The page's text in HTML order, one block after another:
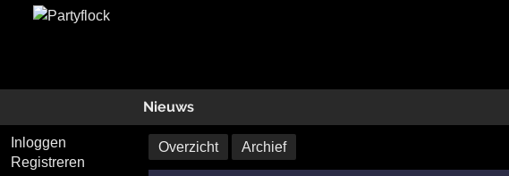
Nieuws
Inloggen
Registreren
Overzicht Archief